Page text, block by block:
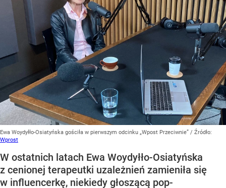
Ewa Woydyłło-Osiatyńska gościła w pierwszym odcinku „Wpost Przeciwnie” / Źródło:
Wprost
W ostatnich latach Ewa Woydyłło-Osiatyńska
z cenionej terapeutki uzależnień zamieniła się
w influencerkę, niekiedy głoszącą pop-